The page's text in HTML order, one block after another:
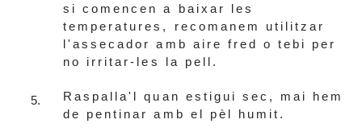
si comencen a baixar les
temperatures, recomanem utilitzar
l'assecador amb aire fred o tebi per
no irritar-les la pell.
Raspalla'l quan estigui sec, mai hem
de pentinar amb el pèl humit.